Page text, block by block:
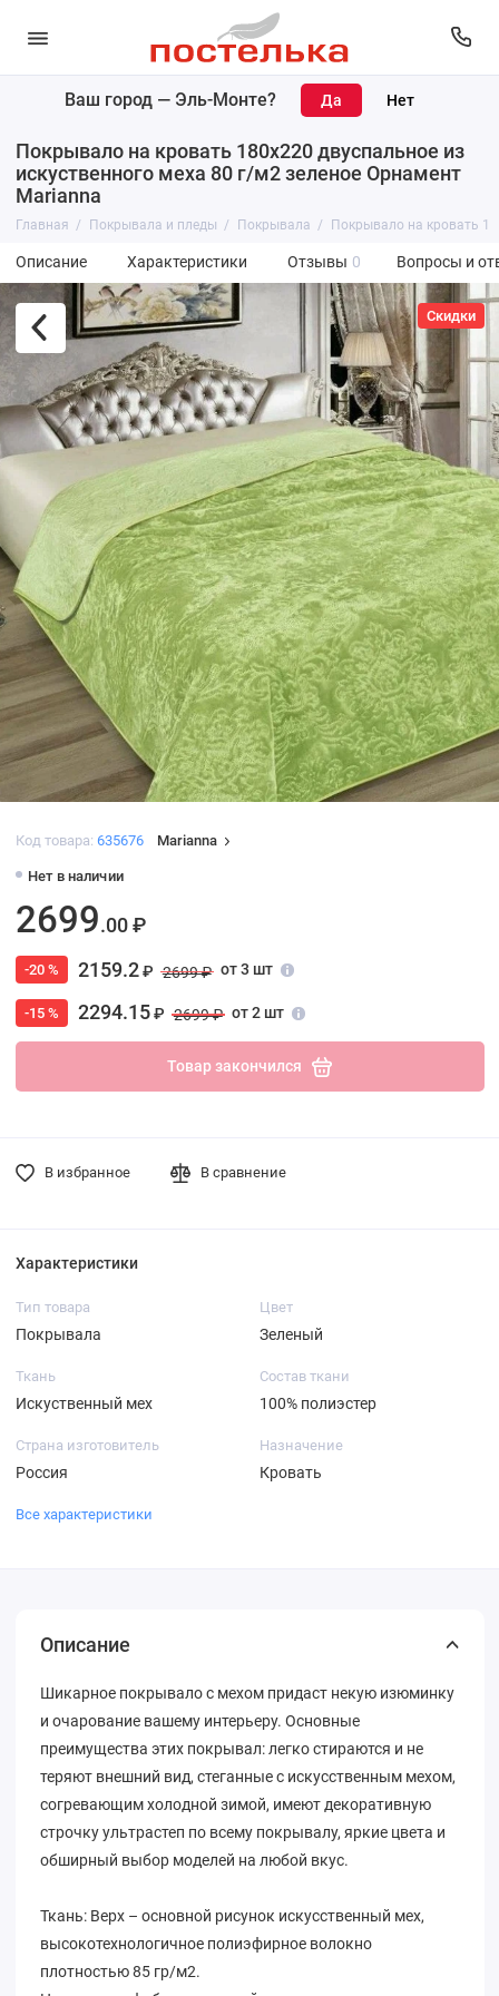
Ваш город — Эль-Монте?
Покрывало на кровать 180х220 двуспальное из
искуственного меха 80 г/м2 зеленое Орнамент
Marianna
Главная Покрывала и пледы Покрывала Покрывало на кровать
Описание Характеристики Отзывы 0 Вопросы и
Скидки
Код товара: 635676 Marianna
Нет в наличии
2699.00 ₽
-20 % 2159.2₽ 2699 ₽ от 3 шт
-15 % 2294.15₽ 2699 ₽ от 2 шт
Товар закончился
В избранное В сравнение
Характеристики
Тип товара
Покрывала
Цвет
Зеленый
Ткань
Искуственный мех
Состав ткани
100% полиэстер
Страна изготовитель
Россия
Назначение
Кровать
Все характеристики
Описание
Шикарное покрывало с мехом придаст некую изюминку
и очарование вашему интерьеру. Основные
преимущества этих покрывал: легко стираются и не
теряют внешний вид, стеганные с искусственным мехом,
согревающим холодной зимой, имеют декоративную
строчку ультрастеп по всему покрывалу, яркие цвета и
обширный выбор моделей на любой вкус.
Ткань: Верх – основной рисунок искусственный мех,
высокотехнологичное полиэфирное волокно
плотностью 85 гр/м2.